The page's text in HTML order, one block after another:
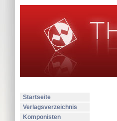
Startseite
Verlagsverzeichnis
Komponisten